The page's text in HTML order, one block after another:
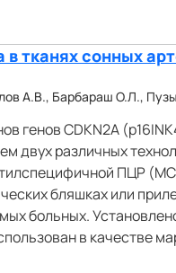
тканях сонных
А.В., Барбараш О.Л.,
генов CDKN2A
двух различных
ПЦР
бляшках или
больных.
в качестве